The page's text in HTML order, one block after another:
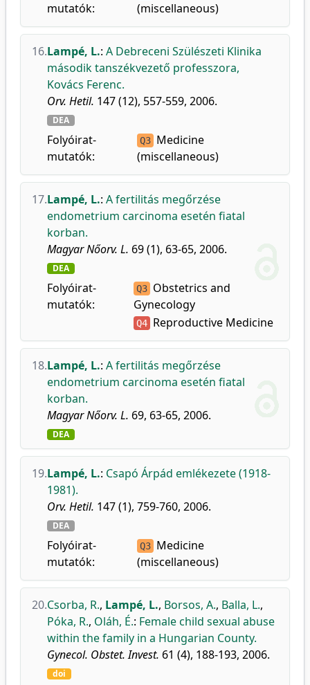
mutatók:
(miscellaneous)
16.Lampé, L.: A Debreceni Szülészeti Klinika
második tanszékvezető professzora,
Kovács Ferenc.
Orv. Hetil. 147 (12), 557-559, 2006.
DEA
Folyóirat-
mutatók:
Q3 Medicine
(miscellaneous)
17.Lampé, L.: A fertilitás megőrzése
endometrium carcinoma esetén fiatal
korban.
Magyar Nőorv. L. 69 (1), 63-65, 2006.
DEA
Folyóirat-
mutatók:
Q3 Obstetrics and
Gynecology
Q4 Reproductive Medicine
18.Lampé, L.: A fertilitás megőrzése
endometrium carcinoma esetén fiatal
korban.
Magyar Nőorv. L. 69, 63-65, 2006.
DEA
19.Lampé, L.: Csapó Árpád emlékezete (1918-
1981).
Orv. Hetil. 147 (1), 759-760, 2006.
DEA
Folyóirat-
mutatók:
Q3 Medicine
(miscellaneous)
20.Csorba, R., Lampé, L., Borsos, A., Balla, L.,
Póka, R., Oláh, É.: Female child sexual abuse
within the family in a Hungarian County.
Gynecol. Obstet. Invest. 61 (4), 188-193, 2006.
doi